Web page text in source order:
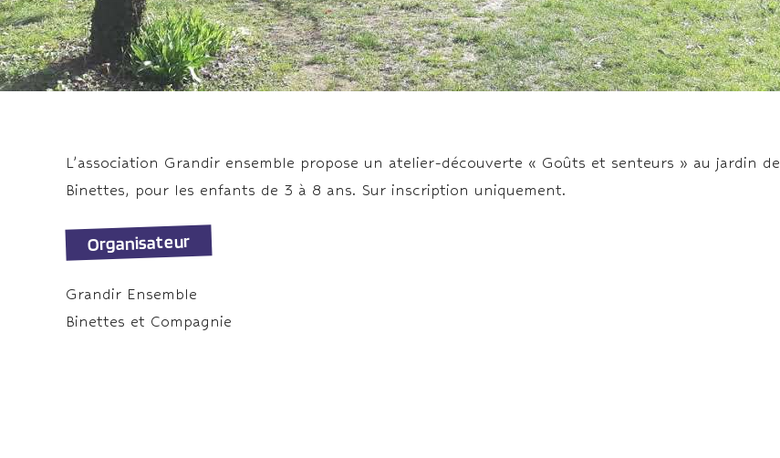
L’association Grandir ensemble propose un atelier-découverte « Goûts et senteurs » au jardin de
Binettes, pour les enfants de 3 à 8 ans. Sur inscription uniquement.
Organisateur
Grandir Ensemble
Binettes et Compagnie